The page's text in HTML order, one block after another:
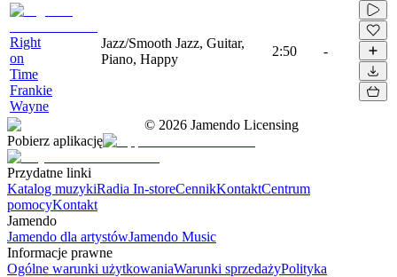
Right
on
Time
Frankie
Wayne
Jazz/Smooth Jazz, Guitar,
Piano, Happy
2:50 -
© 2026 Jamendo Licensing
Pobierz aplikację
Przydatne linki
Katalog muzykiRadia In-storeCennikKontaktCentrum
pomocyKontakt
Jamendo
Jamendo dla artystówJamendo Music
Informacje prawne
Ogólne warunki użytkowaniaWarunki sprzedażyPolityka